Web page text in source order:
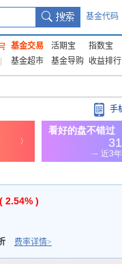
基金代码
基金交易 活期宝 指数宝
基金超市
基金导购 收益排行
手
2.54% )
费率详情>